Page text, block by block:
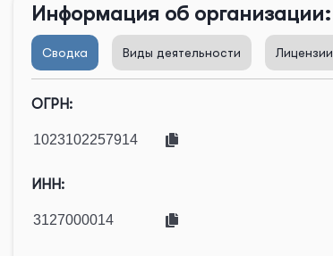
Информация об организации:
Сводка Виды деятельности Лицензии
ОГРН:
ИНН: